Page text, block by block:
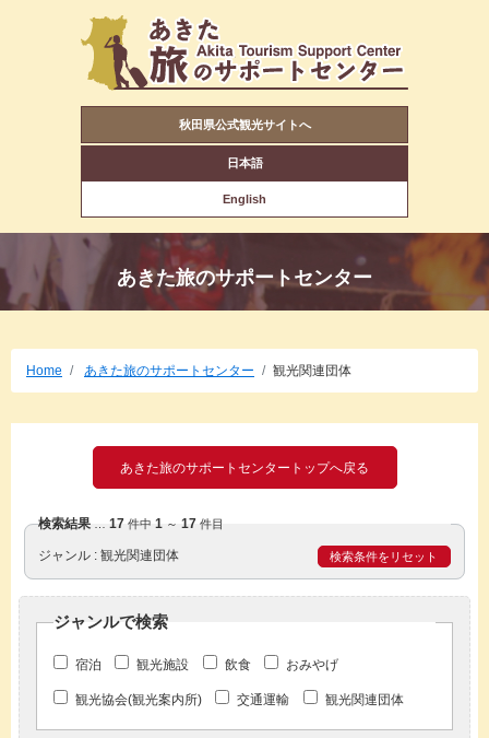
秋田県公式観光サイトへ
日本語
English
あきた旅のサポートセンター
Home あきた旅のサポートセンター 観光関連団体
あきた旅のサポートセンタートップへ戻る
検索結果 17件中 1 ～ 17件目
検索条件をリセット
ジャンル 観光関連団体
ジャンルで検索
宿泊 観光施設 飲食 おみやげ
観光協会(観光案内所) 交通運輸 観光関連団体